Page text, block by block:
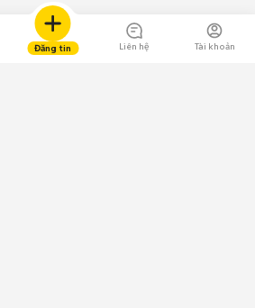
Đăng tin Liên hệ Tài khoản